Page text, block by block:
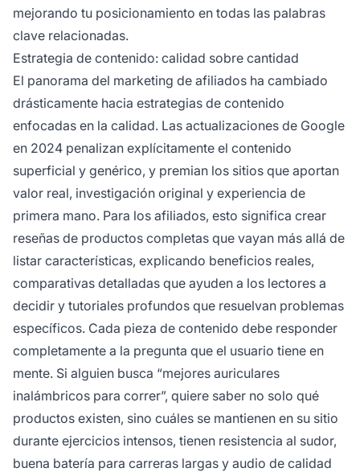
mejorando tu posicionamiento en todas las palabras
clave relacionadas.
Estrategia de contenido: calidad sobre cantidad
El panorama del marketing de afiliados ha cambiado
drásticamente hacia estrategias de contenido
enfocadas en la calidad. Las actualizaciones de Google
en 2024 penalizan explícitamente el contenido
superficial y genérico, y premian los sitios que aportan
valor real, investigación original y experiencia de
primera mano. Para los afiliados, esto significa crear
reseñas de productos completas que vayan más allá de
listar características, explicando beneficios reales,
comparativas detalladas que ayuden a los lectores a
decidir y tutoriales profundos que resuelvan problemas
específicos. Cada pieza de contenido debe responder
completamente a la pregunta que el usuario tiene en
mente. Si alguien busca “mejores auriculares
inalámbricos para correr”, quiere saber no solo qué
productos existen, sino cuáles se mantienen en su sitio
durante ejercicios intensos, tienen resistencia al sudor,
buena batería para carreras largas y audio de calidad